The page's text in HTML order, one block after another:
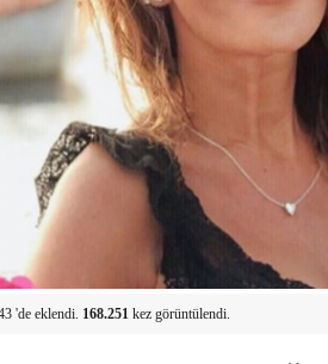
'de eklendi. 168.251 kez görüntülendi.